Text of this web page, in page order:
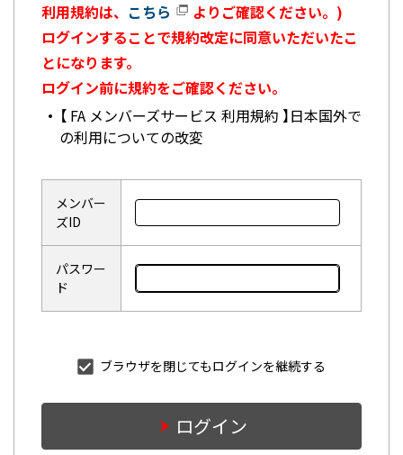
利用規約は、 こちら
よりご確認ください。)
ログインすることで規約改定に同意いただいたこ
とになります。
ログイン前に規約をご確認ください。
【 FA メンバーズサービス 利用規約 】日本国外で
の利用についての改変
メンバー
ズID
パスワー
ド
ブラウザを閉じてもログインを継続する
ログイン